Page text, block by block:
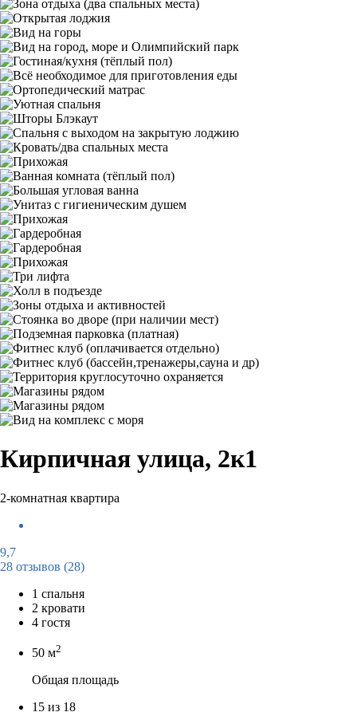
Кирпичная улица, 2к1
2-комнатная квартира
9,7
28 отзывов (28)
1 спальня
2 кровати
4 гостя
50 м2
Общая площадь
15 из 18